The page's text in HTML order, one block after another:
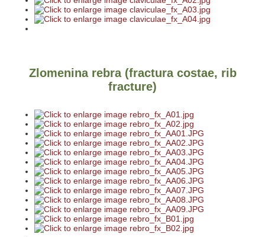
Zlomenina rebra (fractura costae, rib
fracture)